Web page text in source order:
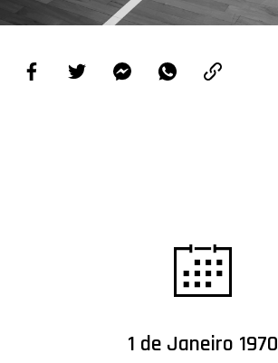
PROJETOS
LIGA BETCLIC MASCULINA
1 de Janeiro 1970